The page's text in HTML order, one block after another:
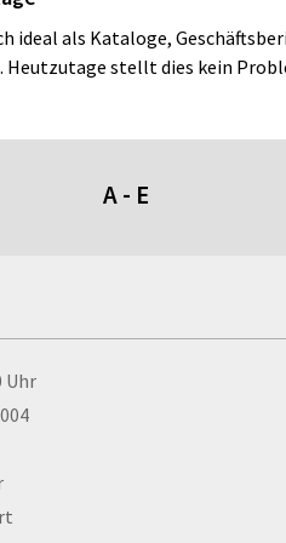
ideal als Kataloge,
stellt dies kein
A - E
Allwetterplakate
Uhr